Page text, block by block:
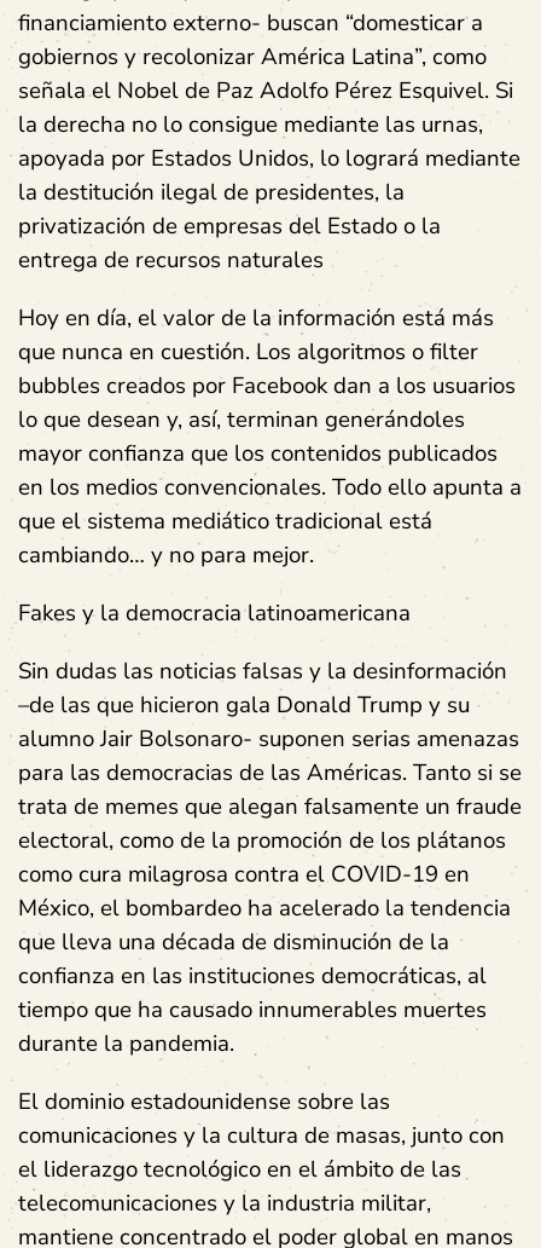
financiamiento externo- buscan “domesticar a
gobiernos y recolonizar América Latina”, como
señala el Nobel de Paz Adolfo Pérez Esquivel. Si
la derecha no lo consigue mediante las urnas,
apoyada por Estados Unidos, lo logrará mediante
la destitución ilegal de presidentes, la
privatización de empresas del Estado o la
entrega de recursos naturales
Hoy en día, el valor de la información está más
que nunca en cuestión. Los algoritmos o filter
bubbles creados por Facebook dan a los usuarios
lo que desean y, así, terminan generándoles
mayor confianza que los contenidos publicados
en los medios convencionales. Todo ello apunta a
que el sistema mediático tradicional está
cambiando… y no para mejor.
Fakes y la democracia latinoamericana
Sin dudas las noticias falsas y la desinformación
–de las que hicieron gala Donald Trump y su
alumno Jair Bolsonaro- suponen serias amenazas
para las democracias de las Américas. Tanto si se
trata de memes que alegan falsamente un fraude
electoral, como de la promoción de los plátanos
como cura milagrosa contra el COVID-19 en
México, el bombardeo ha acelerado la tendencia
que lleva una década de disminución de la
confianza en las instituciones democráticas, al
tiempo que ha causado innumerables muertes
durante la pandemia.
El dominio estadounidense sobre las
comunicaciones y la cultura de masas, junto con
el liderazgo tecnológico en el ámbito de las
telecomunicaciones y la industria militar,
mantiene concentrado el poder global en manos